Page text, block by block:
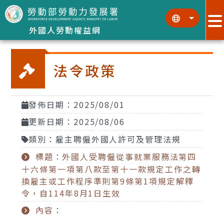
跳到主要內容區塊
外國人勞動權益網
::: :::
法令政策
發佈日期：2025/08/01
更新日期：2025/08/06
類別：雇主聘僱外國人許可及管理法規
標題：外國人受聘僱從事就業服務法第四
十六條第一項第八款至第十一款規定工作之轉
換雇主或工作程序準則第9條第1項規定解釋
令，自114年8月1日生效
內容：